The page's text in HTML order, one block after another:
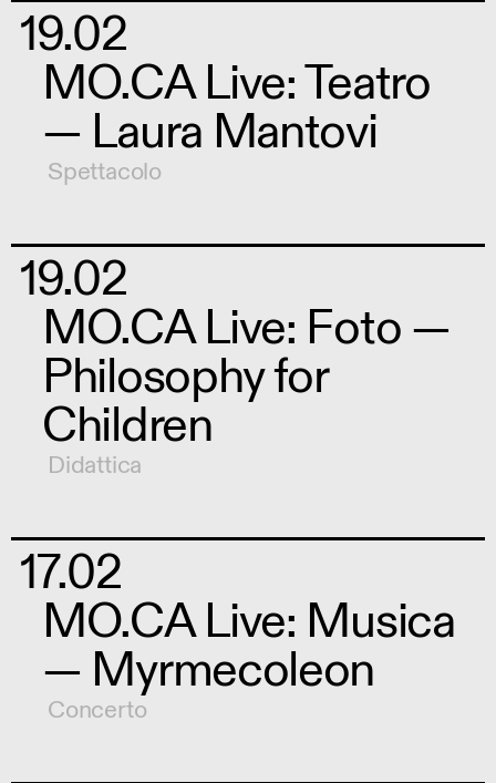
19.02
MO.CA Live: Teatro
— Laura Mantovi
Spettacolo
19.02
MO.CA Live: Foto —
Philosophy for
Children
Didattica
17.02
MO.CA Live: Musica
— Myrmecoleon
Concerto